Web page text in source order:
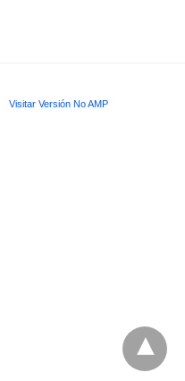
Visitar Versión No AMP